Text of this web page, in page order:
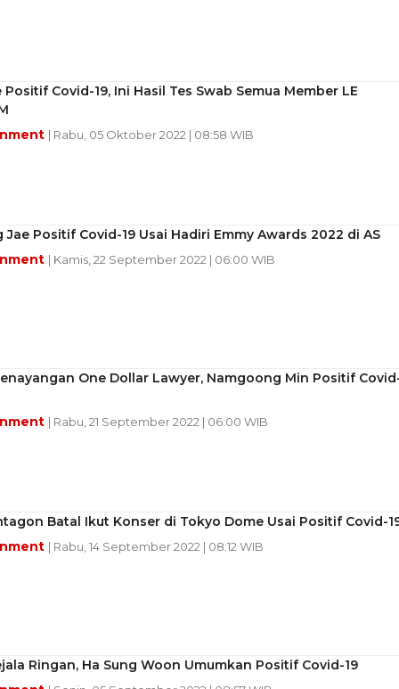
Covid-19, Ini Hasil Tes Swab Semua Member LE
| Rabu, 05 Oktober 2022 | 08:58 WIB
Jae Positif Covid-19 Usai Hadiri Emmy Awards 2022 di AS
| Kamis, 22 September 2022 | 06:00 WIB
One Dollar Lawyer, Namgoong Min Positif
| Rabu, 21 September 2022 | 06:00 WIB
Batal Ikut Konser di Tokyo Dome Usai Positif Covid-
| Rabu, 14 September 2022 | 08:12 WIB
Ringan, Ha Sung Woon Umumkan Positif Covid-19